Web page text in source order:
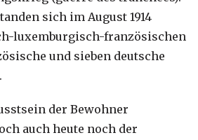
sich im August 1914
luxemburgisch-französischen
und sieben deutsche
der Bewohner
auch heute noch der